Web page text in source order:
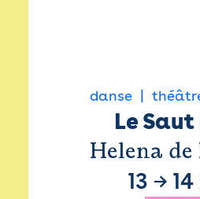
danse
Le
Helena de
13 →